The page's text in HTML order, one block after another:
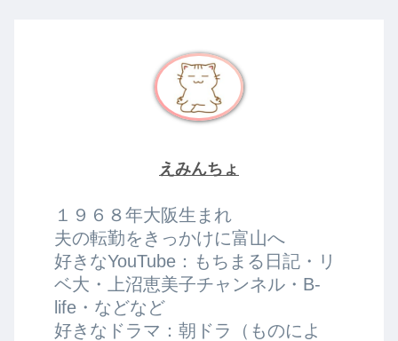
えみんちょ
１９６８年大阪生まれ
夫の転勤をきっかけに富山へ
好きなYouTube：もちまる日記・リ
ベ大・上沼恵美子チャンネル・B-
life・などなど
好きなドラマ：朝ドラ（ものによ